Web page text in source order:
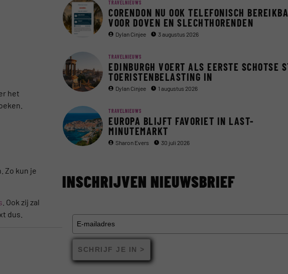
het
Zo kun je
. Ook zij zal
dus.
TRAVELNIEUWS
CORENDON NU OOK TELEFONISCH
VOOR DOVEN EN SLECHTHORENDEN
Dylan Cinjee 3 augustus 2026
TRAVELNIEUWS
EDINBURGH VOERT ALS EERSTE SCHOTSE
TOERISTENBELASTING IN
Dylan Cinjee 1 augustus 2026
TRAVELNIEUWS
EUROPA BLIJFT FAVORIET IN LAST-
MINUTEMARKT
Sharon Evers 30 juli 2026
INSCHRIJVEN NIEUWSBRIEF
SCHRIJF JE IN >